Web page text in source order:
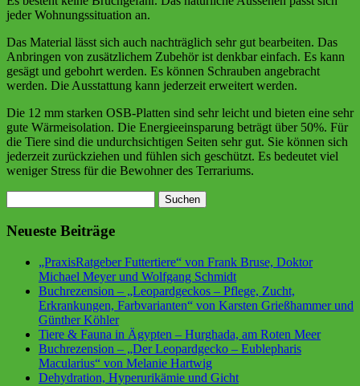
jeder Wohnungssituation an.
Das Material lässt sich auch nachträglich sehr gut bearbeiten. Das
Anbringen von zusätzlichem Zubehör ist denkbar einfach. Es kann
gesägt und gebohrt werden. Es können Schrauben angebracht
werden. Die Ausstattung kann jederzeit erweitert werden.
Die 12 mm starken OSB-Platten sind sehr leicht und bieten eine sehr
gute Wärmeisolation. Die Energieeinsparung beträgt über 50%. Für
die Tiere sind die undurchsichtigen Seiten sehr gut. Sie können sich
jederzeit zurückziehen und fühlen sich geschützt. Es bedeutet viel
weniger Stress für die Bewohner des Terrariums.
nach:
Neueste Beiträge
„PraxisRatgeber Futtertiere“ von Frank Bruse, Doktor
Michael Meyer und Wolfgang Schmidt
Buchrezension – „Leopardgeckos – Pflege, Zucht,
Erkrankungen, Farbvarianten“ von Karsten Grießhammer und
Günther Köhler
Tiere & Fauna in Ägypten – Hurghada, am Roten Meer
Buchrezension – „Der Leopardgecko – Eublepharis
Macularius“ von Melanie Hartwig
Dehydration, Hyperurikämie und Gicht